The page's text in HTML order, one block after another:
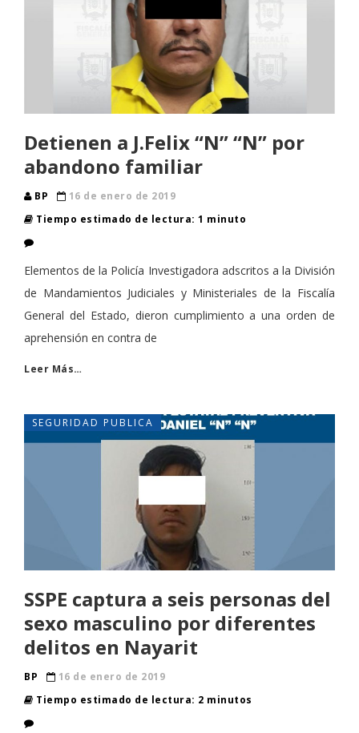
Detienen a J.Felix “N” “N” por
abandono familiar
BP
16 de enero de 2019
Tiempo estimado de lectura: 1 minuto
Elementos de la Policía Investigadora adscritos a la División
de Mandamientos Judiciales y Ministeriales de la Fiscalía
General del Estado, dieron cumplimiento a una orden de
aprehensión en contra de
Leer Más…
SEGURIDAD PUBLICA
SSPE captura a seis personas del
sexo masculino por diferentes
delitos en Nayarit
BP
16 de enero de 2019
Tiempo estimado de lectura: 2 minutos